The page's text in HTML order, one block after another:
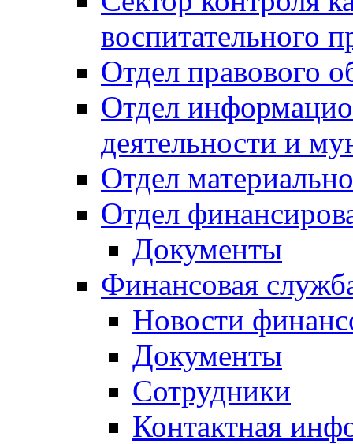
воспитательного
Отдел правового
Отдел
деятельности и
Отдел
Отдел
Документы
Финансовая
Новости
Документы
Сотрудники
Контактная